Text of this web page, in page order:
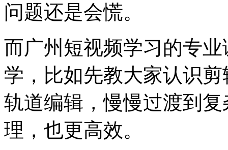
问题还是会慌。
而广州短视频学习的专
学，比如先教大家认识
轨道编辑，慢慢过渡到
理，也更高效。